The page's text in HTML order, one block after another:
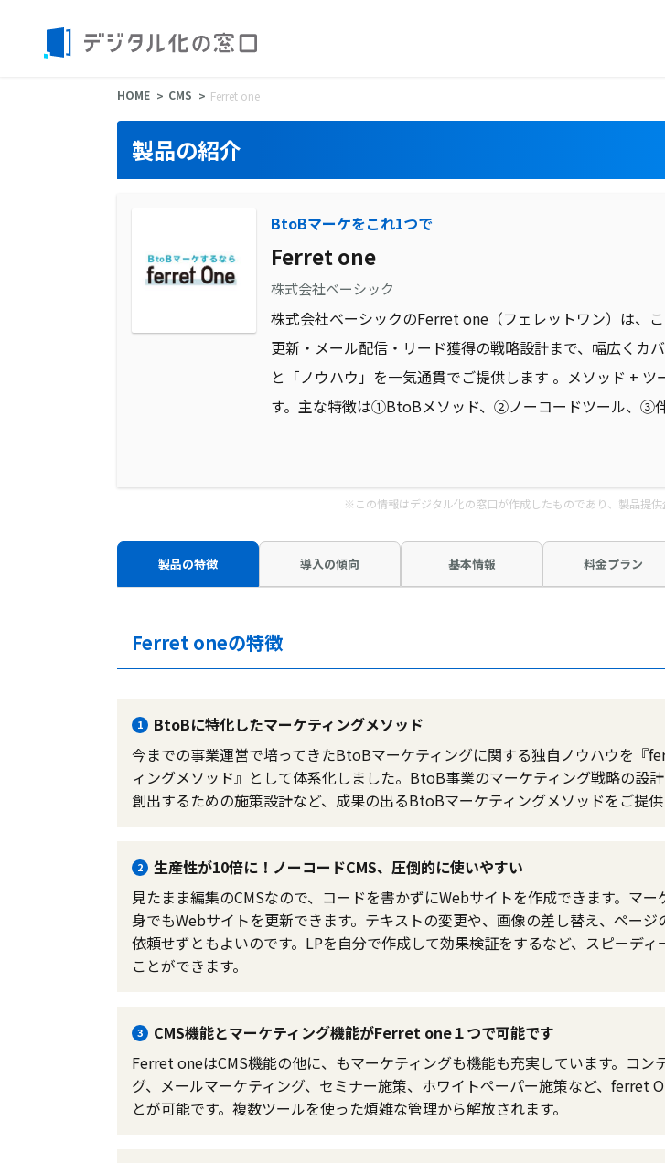
HOME CMS Ferret one
製品の紹介
BtoBマーケをこれ1つで
Ferret one
株式会社ベーシック
株式会社ベーシックのFerret one（フェレットワン）は、
更新・メール配信・リード獲得の戦略設計まで、幅広くカ
と「ノウハウ」を一気通貫でご提供します 。メソッド +
す。主な特徴は①BtoBメソッド、②ノーコードツール、③伴
※この情報はデジタル化の窓口が作成したものであり、製品提
製品の特徴 導入の傾向 基本情報 料金プラン
Ferret oneの特徴
1
BtoBに特化したマーケティングメソッド
今までの事業運営で培ってきたBtoBマーケティングに関する独自ノウハウを『
ィングメソッド』として体系化しました。BtoB事業のマーケティング戦略の設
創出するための施策設計など、成果の出るBtoBマーケティングメソッドをご提供
2
生産性が10倍に！ノーコードCMS、圧倒的に使いやすい
見たまま編集のCMSなので、コードを書かずにWebサイトを作成できます。マー
身でもWebサイトを更新できます。テキストの変更や、画像の差し替え、ページ
依頼せずともよいのです。LPを自分で作成して効果検証をするなど、スピーディ
ことができます。
3
CMS機能とマーケティング機能がFerret one１つで可能です
Ferret oneはCMS機能の他に、もマーケティングも機能も充実しています。コン
グ、メールマーケティング、セミナー施策、ホワイトペーパー施策など、ferret
とが可能です。複数ツールを使った煩雑な管理から解放されます。